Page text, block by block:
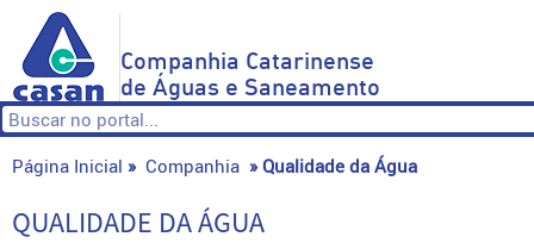
Companhia Catarinense
de Águas e Saneamento
Página Inicial » Companhia »Qualidade da Água
QUALIDADE DA ÁGUA